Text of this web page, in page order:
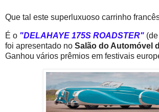
Que tal este superluxuoso carrinho
É o "DELAHAYE 175S ROADSTER"
foi apresentado no Salão do Automóvel
Ganhou vários prêmios em festivais